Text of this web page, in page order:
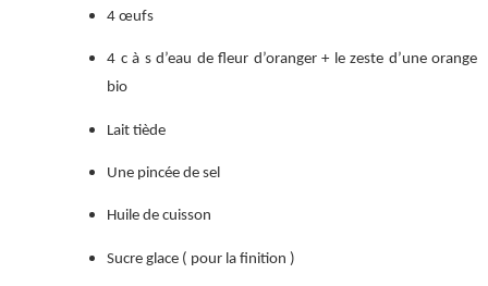
4 œufs
4 c à s d’eau de fleur d’oranger + le zeste d’une orange
bio
Lait tiède
Une pincée de sel
Huile de cuisson
Sucre glace ( pour la finition )